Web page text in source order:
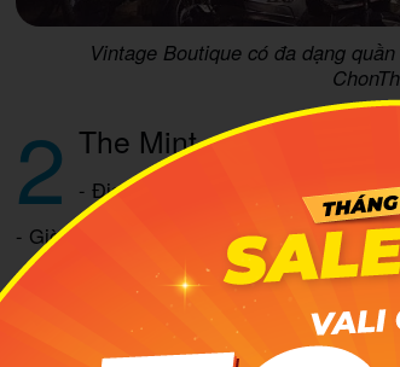
Vintage Boutique có đa dạng
2 The Mint
- Địa chỉ: 266 phố Thái Hà, Ô Chợ
- Giờ mở cửa: 09:00–21:00
The Mint là shop secondhand Hà Nội
được thiết kế thật sự thoáng và ánh đèn
vải mềm và mát tay. Đặc biệt những